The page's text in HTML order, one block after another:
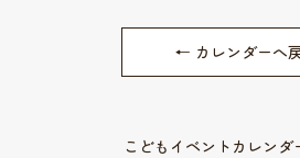
← カレンダーへ
こどもイベントカレンダ